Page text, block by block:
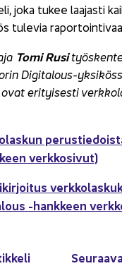
joka tukee laa­jas­ti
tu­le­via
Tomi Rusi
Digitalous-​
ovat eri­tyi­ses­ti
verk­ko­si­vut)
-​hankkeen